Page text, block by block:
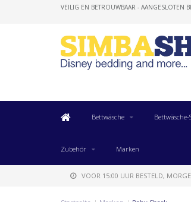
VEILIG EN BETROUWBAAR - AANGESLOTEN
Bettwäsche Bettwäsche-
Zubehör Marken
VOOR 15:00 UUR BESTELD,